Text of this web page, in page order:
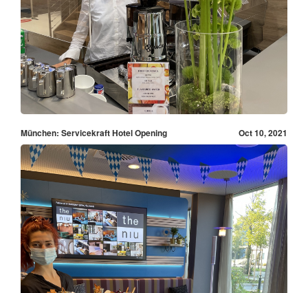
München: Servicekraft Hotel Opening Oct 10, 2021